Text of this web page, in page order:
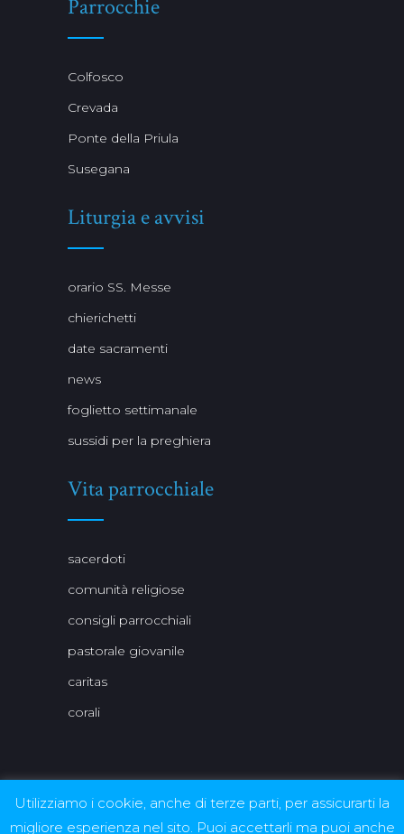
Parrocchie
Colfosco
Crevada
Ponte della Priula
Susegana
Liturgia e avvisi
orario SS. Messe
chierichetti
date sacramenti
news
foglietto settimanale
sussidi per la preghiera
Vita parrocchiale
sacerdoti
comunità religiose
consigli parrocchiali
pastorale giovanile
caritas
corali
Per le immagini delle quali non è stato possibile
rintracciare autori / detentori di diritti, ci si rende
Utilizziamo i cookie, anche di terze parti, per assicurarti la
migliore esperienza nel sito. Puoi accettarli ma puoi anche